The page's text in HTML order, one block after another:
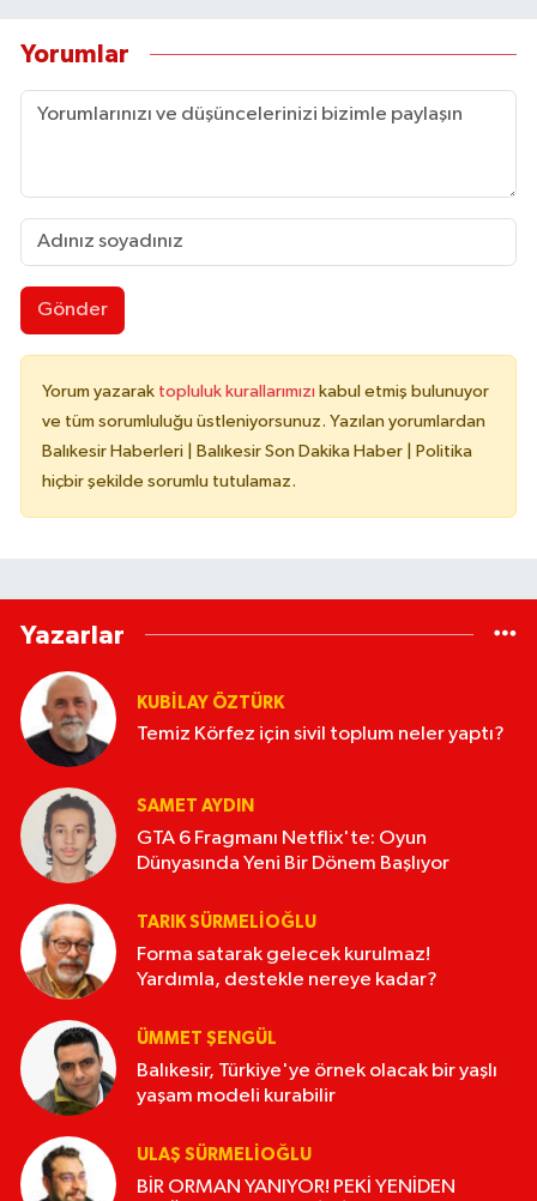
Yorumlar
Gönder
Yorum yazarak topluluk kurallarımızı kabul etmiş bulunuyor
ve tüm sorumluluğu üstleniyorsunuz. Yazılan yorumlardan
Balıkesir Haberleri | Balıkesir Son Dakika Haber | Politika
hiçbir şekilde sorumlu tutulamaz.
Yazarlar
KUBİLAY ÖZTÜRK
Temiz Körfez için sivil toplum neler yaptı?
SAMET AYDIN
GTA 6 Fragmanı Netflix'te: Oyun
Dünyasında Yeni Bir Dönem Başlıyor
TARIK SÜRMELIOĞLU
Forma satarak gelecek kurulmaz!
Yardımla, destekle nereye kadar?
ÜMMET ŞENGÜL
Balıkesir, Türkiye'ye örnek olacak bir yaşlı
yaşam modeli kurabilir
ULAŞ SÜRMELİOĞLU
BİR ORMAN YANIYOR! PEKİ YENİDEN